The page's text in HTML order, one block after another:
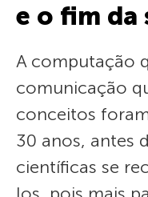
e o fim da
A computação
comunicação
conceitos
30 anos, antes
científicas se